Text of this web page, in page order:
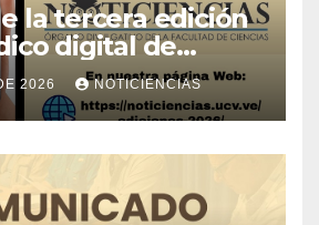
la tercera edición
digital de
2026
2026 NOTICIENCIAS